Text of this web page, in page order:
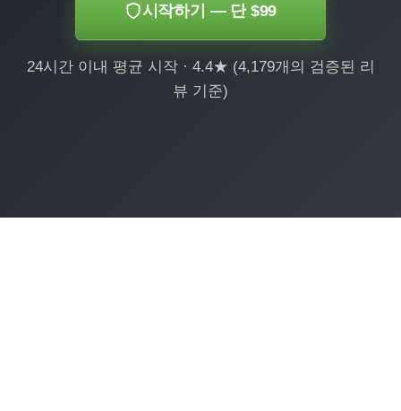
시작하기 — 단 $99
24시간 이내 평균 시작 · 4.4★ (4,179개의 검증된 리
뷰 기준)